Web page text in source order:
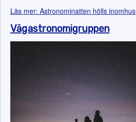
Läs mer: Astronominatten hölls inomhus
Vägastronomigruppen